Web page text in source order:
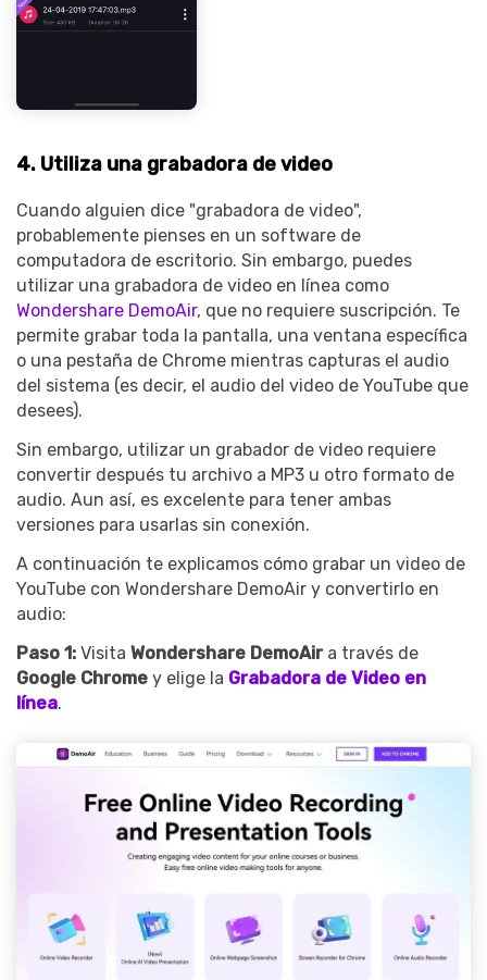
4. Utiliza una grabadora de video
Cuando alguien dice "grabadora de video",
probablemente pienses en un software de
computadora de escritorio. Sin embargo, puedes
utilizar una grabadora de video en línea como
Wondershare DemoAir, que no requiere suscripción. Te
permite grabar toda la pantalla, una ventana específica
o una pestaña de Chrome mientras capturas el audio
del sistema (es decir, el audio del video de YouTube que
desees).
Sin embargo, utilizar un grabador de video requiere
convertir después tu archivo a MP3 u otro formato de
audio. Aun así, es excelente para tener ambas
versiones para usarlas sin conexión.
A continuación te explicamos cómo grabar un video de
YouTube con Wondershare DemoAir y convertirlo en
audio:
Paso 1: Visita Wondershare DemoAira través de
Google Chrome y elige la Grabadora de Video en
línea.